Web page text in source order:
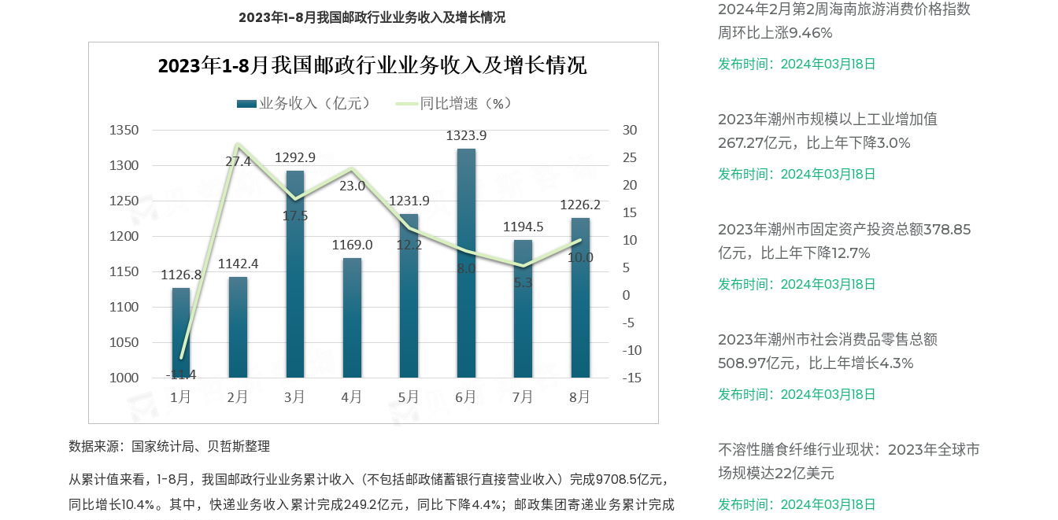
2023年1-8月我国邮政行业业务收入及增长情况
数据来源：国家统计局、贝哲斯整理
从累计值来看，1-8月，我国邮政行业业务累计收入（不包括邮政储蓄银行直接营业收入）完成9708.5亿元，
同比增长10.4%。其中，快递业务收入累计完成249.2亿元，同比下降4.4%；邮政集团寄递业务累计完成
2024年2月第2周海南旅游消费价格指数
周环比上涨9.46%
发布时间：2024年03月18日
2023年潮州市规模以上工业增加值
267.27亿元，比上年下降3.0%
发布时间：2024年03月18日
2023年潮州市固定资产投资总额378.85
亿元，比上年下降12.7%
发布时间：2024年03月18日
2023年潮州市社会消费品零售总额
508.97亿元，比上年增长4.3%
发布时间：2024年03月18日
不溶性膳食纤维行业现状：2023年全球市
场规模达22亿美元
发布时间：2024年03月18日